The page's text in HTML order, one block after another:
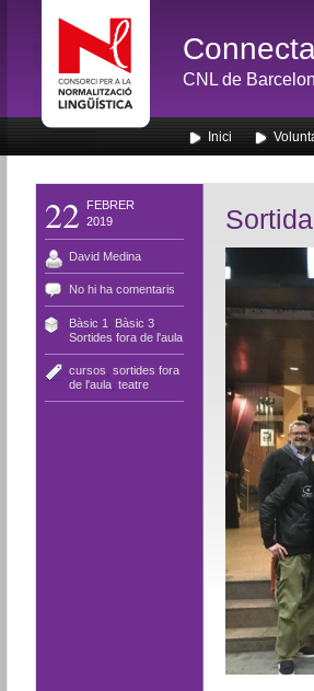
CNL de
Inici
22
FEBRER
2019
David Medina
No hi ha comentaris
Bàsic 1 Bàsic 3,
Sortides fora de l'aula
cursos sortides fora
de l'aula, teatre